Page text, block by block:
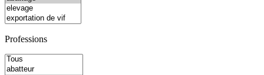
Professions